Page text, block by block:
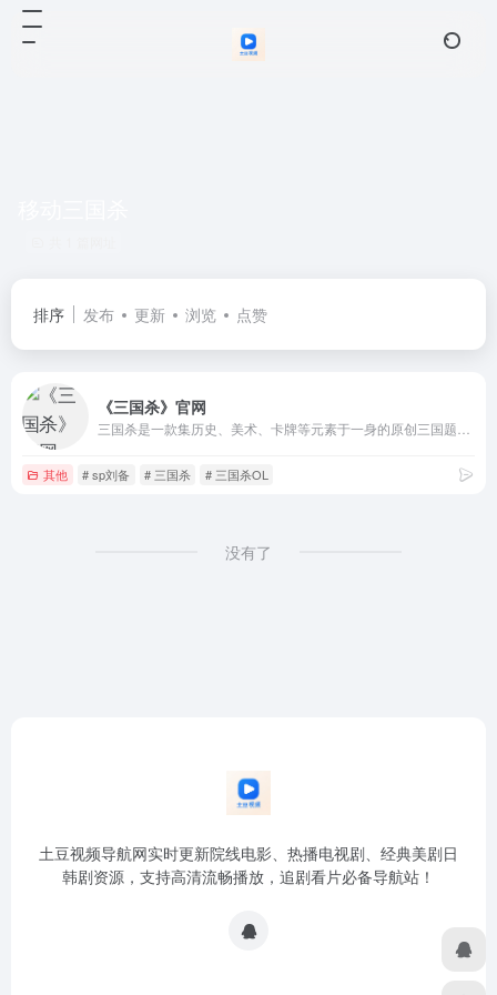
排序 发布 更新 浏览 点赞
《三国杀》官网
其他 # sp刘备 # 三国杀 # 三国杀OL
没有了
土豆视频导航网实时更新院线电影、热播电视剧、经典美剧日
韩剧资源，支持高清流畅播放，追剧看片必备导航站！